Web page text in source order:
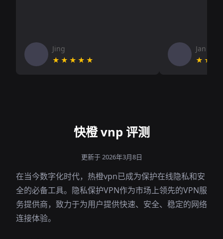
Jing
★★★★★
Jan V
快橙 vnp 评测
更新于 2026年3月8日
在当今数字化时代，热橙vpn已成为保护在线隐私和安
全的必备工具。隐私保护VPN作为市场上领先的VPN服
务提供商，致力于为用户提供快速、安全、稳定的网络
连接体验。